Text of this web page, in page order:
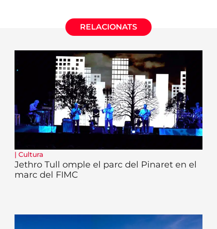
RELACIONATS
| Cultura
Jethro Tull omple el parc del Pinaret en el
marc del FIMC